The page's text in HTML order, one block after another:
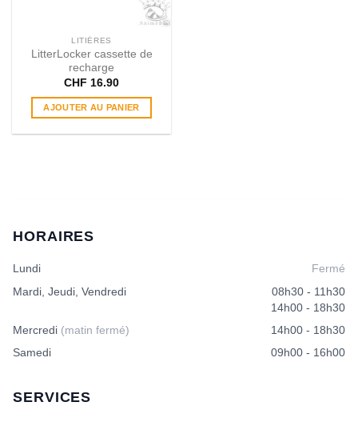
LITIÈRES
LitterLocker cassette de
recharge
CHF 16.90
AJOUTER AU PANIER
HORAIRES
Lundi
Fermé
Mardi, Jeudi, Vendredi
08h30 - 11h30
14h00 - 18h30
Mercredi (matin fermé)
14h00 - 18h30
Samedi
09h00 - 16h00
SERVICES